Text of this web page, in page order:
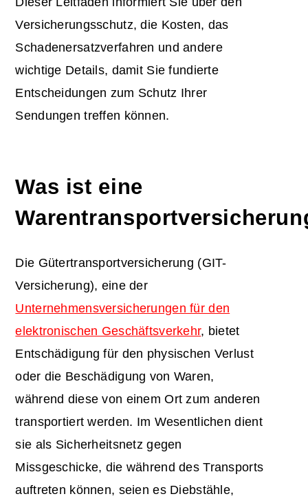
Versicherungsschutz, die Kosten, das
Schadenersatzverfahren und andere
wichtige Details, damit Sie fundierte
Entscheidungen zum Schutz Ihrer
Sendungen treffen können.
Was ist eine
Die Gütertransportversicherung (GIT-
Versicherung), eine der
Unternehmensversicherungen für den
elektronischen Geschäftsverkehr, bietet
Entschädigung für den physischen Verlust
oder die Beschädigung von Waren,
während diese von einem Ort zum anderen
transportiert werden. Im Wesentlichen dient
sie als Sicherheitsnetz gegen
Missgeschicke, die während des Transports
auftreten können, seien es Diebstähle,